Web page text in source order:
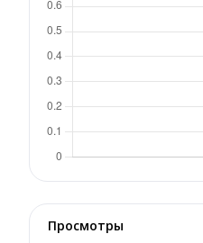
Просмотры